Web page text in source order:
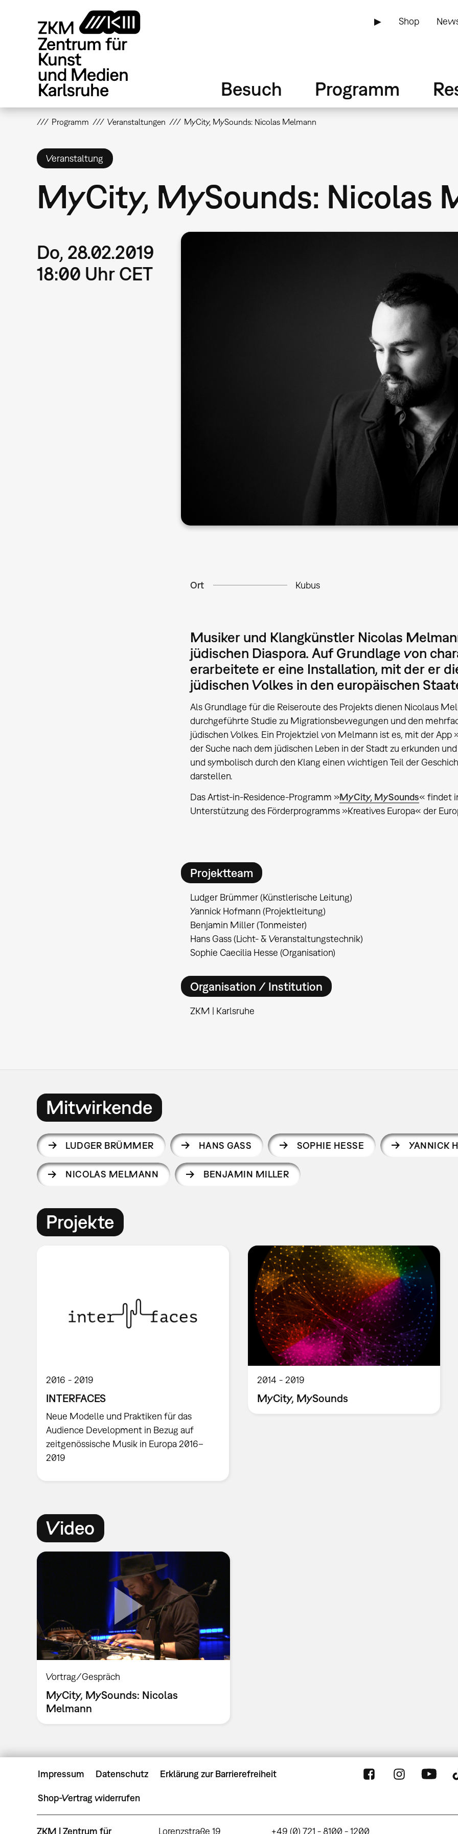
▶ Shop
Besuch Programm
Programm Veranstaltungen MyCity, MySounds: Nicolas Melmann
Veranstaltung
MyCity, MySounds: Nicolas
Do, 28.02.2019
18:00 Uhr CET
Ort Kubus
Musiker und Klangkünstler Nicolas
jüdischen Diaspora. Auf Grundlage von
erarbeitete er eine Installation, mit der er
jüdischen Volkes in den europäischen
Als Grundlage für die Reiseroute des Projekts dienen Nicolaus
durchgeführte Studie zu Migrationsbewegungen und den
jüdischen Volkes. Ein Projektziel von Melmann ist es, mit der
der Suche nach dem jüdischen Leben in der Stadt zu erkunden
und symbolisch durch den Klang einen wichtigen Teil der
darstellen.
Das Artist-in-Residence-Programm »MyCity, MySounds« findet
Unterstützung des Förderprogramms »Kreatives Europa« der
Projektteam
Ludger Brümmer (Künstlerische Leitung)
Yannick Hofmann (Projektleitung)
Benjamin Miller (Tonmeister)
Hans Gass (Licht- & Veranstaltungstechnik)
Sophie Caecilia Hesse (Organisation)
Organisation / Institution
ZKM | Karlsruhe
Mitwirkende
LUDGER BRÜMMER HANS GASS SOPHIE HESSE YANNICK
NICOLAS MELMANN BENJAMIN MILLER
Projekte
2016 2019
INTERFACES
Neue Modelle und Praktiken für das
Audience Development in Bezug auf
zeitgenössische Musik in Europa 2016–
2019
2014 2019
MyCity, MySounds
Video
Vortrag/Gespräch
MyCity, MySounds: Nicolas
Melmann
Impressum Datenschutz Erklärung zur Barrierefreiheit
Shop-Vertrag widerrufen
ZKM | Zentrum für Lorenzstraße 19 +49 (0) 721 - 8100 - 1200